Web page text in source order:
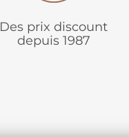
Des prix discount
depuis 1987